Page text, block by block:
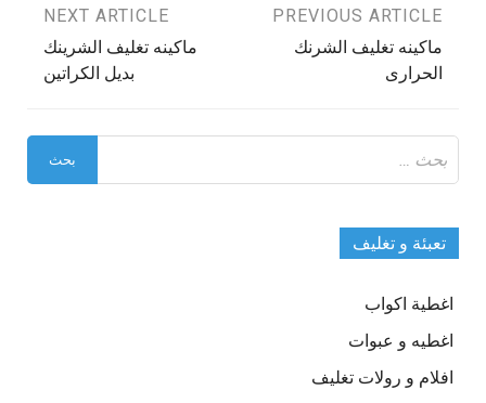
تصفّح
المقالات
PREVIOUS ARTICLE
ماكينه تغليف الشرنك
الحرارى
NEXT ARTICLE
ماكينه تغليف الشرينك
بديل الكراتين
عن:
تعبئة و تغليف
اغطية اكواب
اغطيه و عبوات
افلام و رولات تغليف